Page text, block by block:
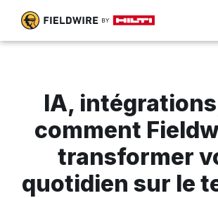
IA,
comment
transformer
quotidien sur le